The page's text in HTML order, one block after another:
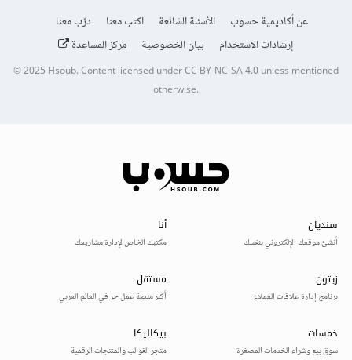
عن أكاديمية حسوب الأسئلة الشائعة اكتب معنا
درّب معنا
إرشادات الاستخدام
بيان الخصوصية مركز المساعدة
© 2025Hsoub.Content licensed underCC BY-NC-SA 4.0unless mentioned
otherwise.